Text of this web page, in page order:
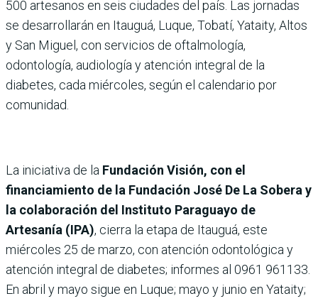
500 artesanos en seis ciudades del país. Las jornadas
se desarrollarán en Itauguá, Luque, Tobatí, Yataity, Altos
y San Miguel, con servicios de oftalmología,
odontología, audiología y atención integral de la
diabetes, cada miércoles, según el calendario por
comunidad.
La iniciativa de la Fundación Visión, con el
financiamiento de la Fundación José De La Sobera y
la colaboración del Instituto Paraguayo de
Artesanía (IPA), cierra la etapa de Itauguá, este
miércoles 25 de marzo, con atención odontológica y
atención integral de diabetes; informes al 0961 961133.
En abril y mayo sigue en Luque; mayo y junio en Yataity;